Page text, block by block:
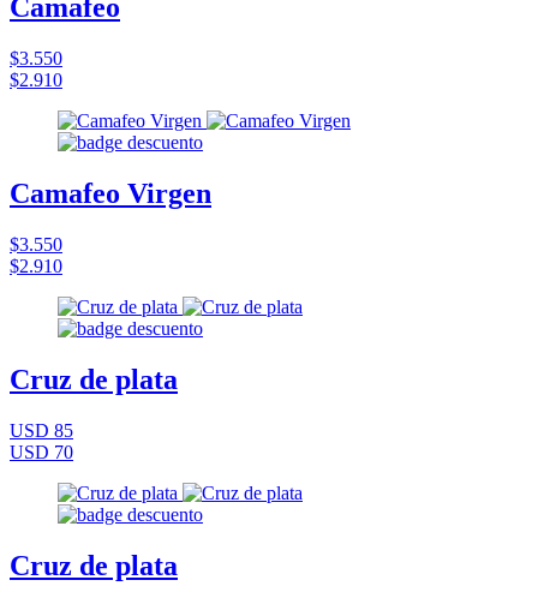
Camafeo
$3.550
$2.910
Camafeo Virgen
$3.550
$2.910
Cruz de plata
USD 85
USD 70
Cruz de plata